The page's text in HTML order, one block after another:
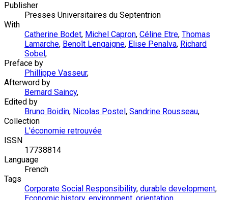
Publisher
Presses Universitaires du Septentrion
With
Catherine Bodet, Michel Capron, Céline Etre, Thomas
Lamarche, Benoît Lengaigne, Elise Penalva, Richard
Sobel ,
Preface by
Phillippe Vasseur,
Afterword by
Bernard Saincy,
Edited by
Bruno Boidin, Nicolas Postel , Sandrine Rousseau,
Collection
L'économie retrouvée
ISSN
17738814
Language
French
Tags
Corporate Social Responsibility, durable development,